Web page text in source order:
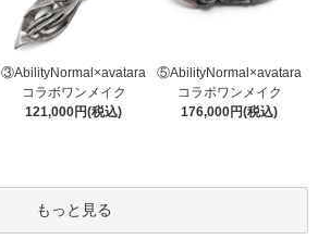
③AbilityNormal×avatara
コラボワンメイク
121,000円(税込)
⑤AbilityNormal×avatara
コラボワンメイク
176,000円(税込)
もっと見る